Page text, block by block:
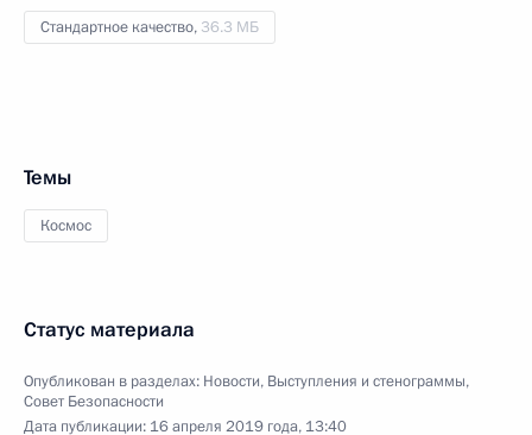
Стандартное качество, 36.3 МБ
Темы
Космос
Статус материала
Опубликован в разделах: Новости, Выступления и стенограммы,
Совет Безопасности
Дата публикации: 16 апреля 2019 года, 13:40